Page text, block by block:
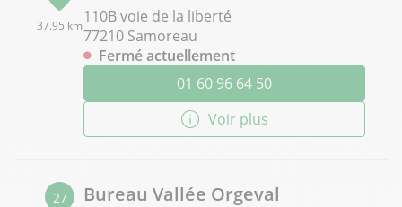
37.95 km110B voie de la liberté
77210 Samoreau
Fermé actuellement
01 60 96 64 50
Voir plus
27 Bureau Vallée Orgeval